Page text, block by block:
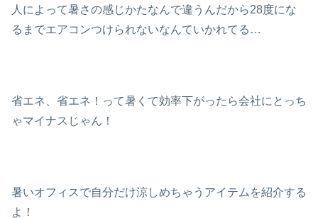
人によって暑さの感じかたなんで違うんだから28度にな
るまでエアコンつけられないなんていかれてる…
省エネ、省エネ！って暑くて効率下がったら会社にとっち
ゃマイナスじゃん！
暑いオフィスで自分だけ涼しめちゃうアイテムを紹介する
よ！